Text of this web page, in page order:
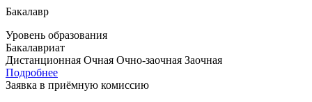
Бакалавр
Уровень образования
Бакалавриат
Дистанционная Очная Очно-заочная Заочная
Подробнее
Заявка в приёмную комиссию